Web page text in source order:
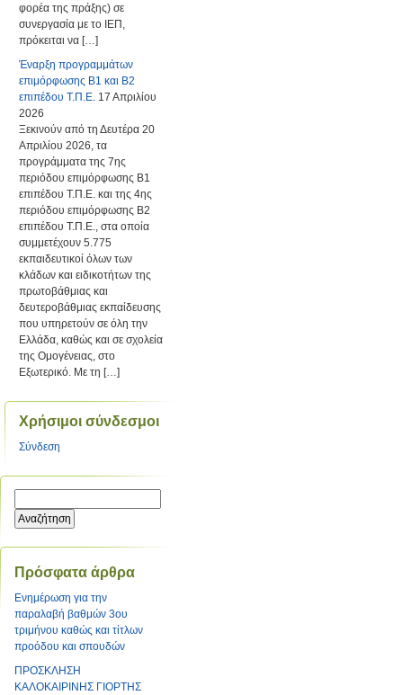
Πρόσφατα άρθρα
Ενημέρωση για την
παραλαβή βαθμών 3ου
τριμήνου καθώς και τίτλων
προόδου και σπουδών
ΠΡΟΣΚΛΗΣΗ
ΚΑΛΟΚΑΙΡΙΝΗΣ ΓΙΟΡΤΗΣ
φορέα της πράξης) σε
συνεργασία με το ΙΕΠ,
πρόκειται να […]
Έναρξη προγραμμάτων
επιμόρφωσης Β1 και Β2
επιπέδου Τ.Π.Ε. 17 Απριλίου
2026
Ξεκινούν από τη Δευτέρα 20
Απριλίου 2026, τα
προγράμματα της 7ης
περιόδου επιμόρφωσης Β1
επιπέδου Τ.Π.Ε. και της 4ης
περιόδου επιμόρφωσης Β2
επιπέδου Τ.Π.Ε., στα οποία
συμμετέχουν 5.775
εκπαιδευτικοί όλων των
κλάδων και ειδικοτήτων της
πρωτοβάθμιας και
δευτεροβάθμιας εκπαίδευσης
που υπηρετούν σε όλη την
Ελλάδα, καθώς και σε σχολεία
της Ομογένειας, στο
Εξωτερικό. Με τη […]
Χρήσιμοι σύνδεσμοι
Σύνδεση